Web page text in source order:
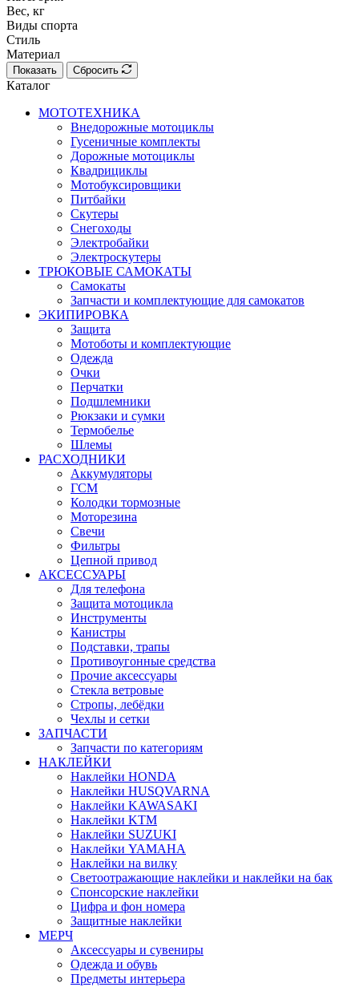
Вес, кг
Виды спорта
Стиль
Материал
Показать Сбросить
Каталог
МОТОТЕХНИКА
Внедорожные мотоциклы
Гусеничные комплекты
Дорожные мотоциклы
Квадрициклы
Мотобуксировщики
Питбайки
Скутеры
Снегоходы
Электробайки
Электроскутеры
ТРЮКОВЫЕ САМОКАТЫ
Самокаты
Запчасти и комплектующие для самокатов
ЭКИПИРОВКА
Защита
Мотоботы и комплектующие
Одежда
Очки
Перчатки
Подшлемники
Рюкзаки и сумки
Термобелье
Шлемы
РАСХОДНИКИ
Аккумуляторы
ГСМ
Колодки тормозные
Моторезина
Свечи
Фильтры
Цепной привод
АКСЕССУАРЫ
Для телефона
Защита мотоцикла
Инструменты
Канистры
Подставки, трапы
Противоугонные средства
Прочие аксессуары
Стекла ветровые
Стропы, лебёдки
Чехлы и сетки
ЗАПЧАСТИ
Запчасти по категориям
НАКЛЕЙКИ
Наклейки HONDA
Наклейки HUSQVARNA
Наклейки KAWASAKI
Наклейки KTM
Наклейки SUZUKI
Наклейки YAMAHA
Наклейки на вилку
Светоотражающие наклейки и наклейки на бак
Спонсорские наклейки
Цифра и фон номера
Защитные наклейки
МЕРЧ
Аксессуары и сувениры
Одежда и обувь
Предметы интерьера